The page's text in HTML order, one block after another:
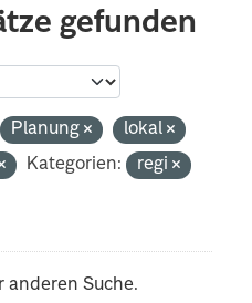
gefunden
Planung
lokal
Kategorien: regi
anderen Suche.